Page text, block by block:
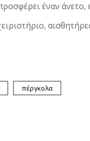
έναν
πέργκολα